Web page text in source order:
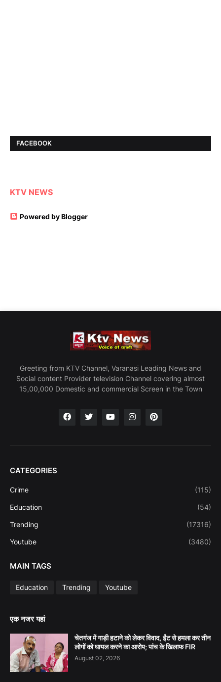
FACEBOOK
KTV NEWS
Powered by Blogger
Greeting from KTV Channel, Varanasi Leading News and
Social content Provider television Channel covering almost
15,00,000 Domestic and commercial Screen in the Town
CATEGORIES
Crime (115)
Education (54)
Trending (17316)
Youtube (3480)
MAIN TAGS
Education Trending Youtube
एक नजर यहां
चेतगंज में गाड़ी हटाने को लेकर विवाद, ईंट से हमला कर तीन
लोगों को घायल करने का आरोप; पांच के खिलाफ FIR
August 02, 2026